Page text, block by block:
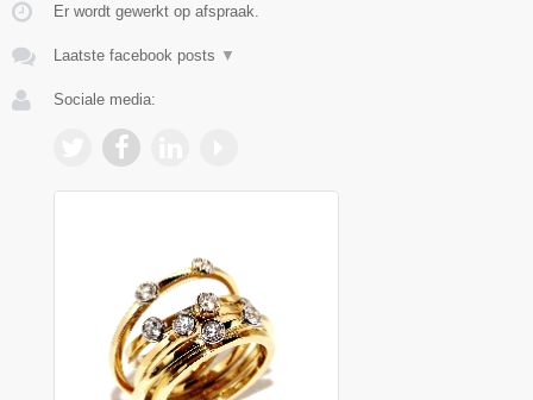
Er wordt gewerkt op afspraak.
Laatste facebook posts ▼
Sociale media: